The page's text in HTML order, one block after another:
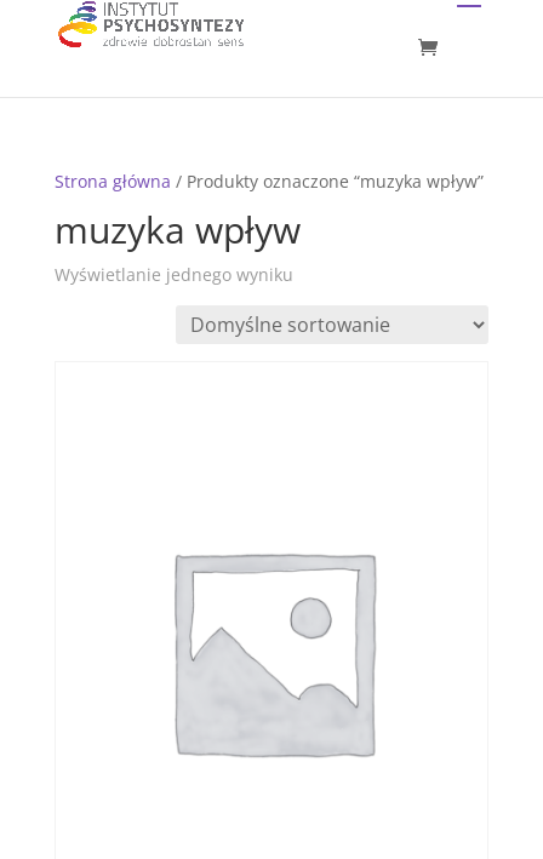
Strona główna / Produkty oznaczone “muzyka wpływ”
muzyka wpływ
Wyświetlanie jednego wyniku